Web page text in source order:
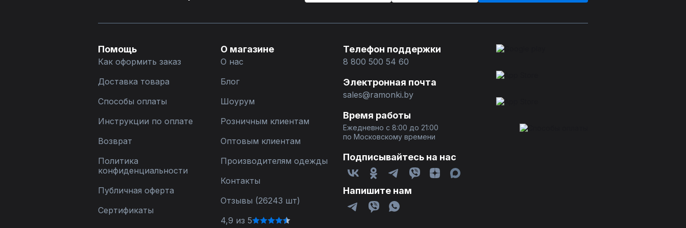
Помощь
Как оформить заказ
Доставка товара
Способы оплаты
Инструкции по оплате
Возврат
Политика
конфиденциальности
Публичная оферта
Сертификаты
О магазине
О нас
Блог
Шоурум
Розничным клиентам
Оптовым клиентам
Производителям одежды
Контакты
Отзывы (26243 шт)
4,9 из 5
Телефон поддержки
8 800 500 54 60
Электронная почта
sales@ramonki.by
Время работы
Ежедневно с 8:00 до 21:00
по Московскому времени
Подписывайтесь на нас
Напишите нам